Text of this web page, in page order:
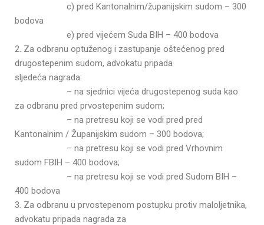
c) pred Kantonalnim/županijskim sudom – 300
bodova
e) pred vijećem Suda BIH – 400 bodova
2. Za odbranu optuženog i zastupanje oštećenog pred
drugostepenim sudom, advokatu pripada
sljedeća nagrada:
– na sjednici vijeća drugostepenog suda kao
za odbranu pred prvostepenim sudom;
– na pretresu koji se vodi pred pred
Kantonalnim / Županijskim sudom – 300 bodova;
– na pretresu koji se vodi pred Vrhovnim
sudom FBIH – 400 bodova;
– na pretresu koji se vodi pred Sudom BIH –
400 bodova
3. Za odbranu u prvostepenom postupku protiv maloljetnika,
advokatu pripada nagrada za